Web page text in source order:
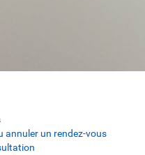
annuler un rendez-vous